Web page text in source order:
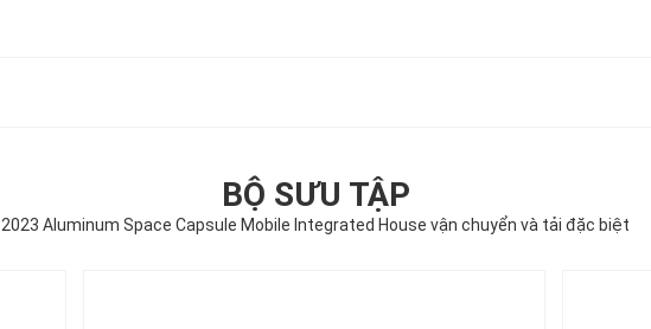
BỘ SƯU TẬP
2023 Aluminum Space Capsule Mobile Integrated House vận chuyển và tải đặc biệt